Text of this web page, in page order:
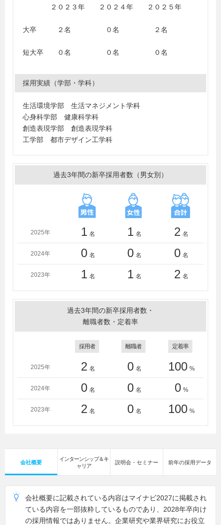
２０２３年 ２０２４年 ２０２５年
大卒 ２名 ０名 ２名
短大卒 ０名 ０名 ０名
採用実績（学部・学科）
生活環境学部 生活マネジメント学科
心身科学部 健康科学科
創造表現学部 創造表現学科
工学部 都市デザイン工学科
過去3年間の新卒採用者数（男女別）
2025年 1 名 1 名 2 名
2024年 0 名 0 名 0 名
2023年 1 名 1 名 2 名
過去3年間の新卒採用者数・
離職者数・定着率
採用者 離職者 定着率
2025年 2 名 0 名 100 %
2024年 0 名 0 名 0 %
2023年 2 名 0 名 100 %
会社概要
インターンシップ＆キ
ャリア
説明会・セミナー 前年の採用データ
会社概要に記載されている内容はマイナビ2027に掲載され
ている内容を一部抜粋しているものであり、2028年卒向け
の採用情報ではありません。企業研究や業界研究にお役立